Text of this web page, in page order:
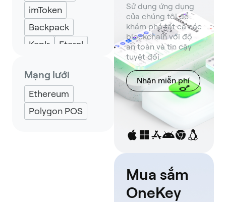
imToken
Backpack
Keplr
Eternl
Mạng lưới
Ethereum
Polygon POS
Sử dụng ứng dụng
của chúng tôi để
khám phá tất cả các
blockchain với độ
an toàn và tin cậy
tuyệt đối.
Nhận miễn phí
Mua sắm
OneKey